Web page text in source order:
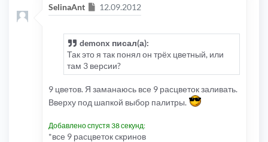
SelinaAnt Сообщение
12.09.2012
demonx писал(а):
Так это я так понял он трёх цветный, или
там 3 версии?
9 цветов. Я заманаюсь все 9 расцветок заливать.
Вверху под шапкой выбор палитры.
Добавлено спустя 38 секунд:
*все 9 расцветок скринов